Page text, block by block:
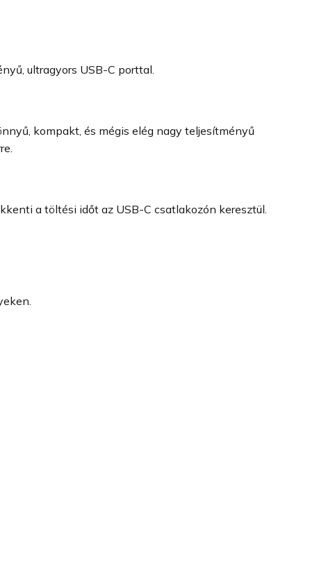
ultragyors USB-C porttal.
kompakt, és mégis elég nagy teljesítményű
a töltési időt az USB-C csatlakozón keresztül.